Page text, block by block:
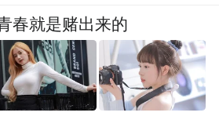
春就是赌出来的